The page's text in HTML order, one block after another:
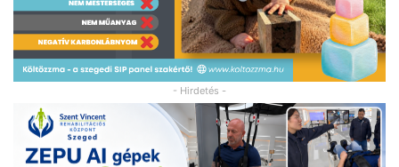
- Hirdetés -